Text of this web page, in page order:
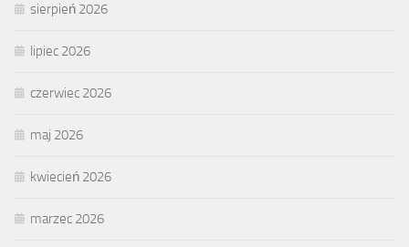
sierpień 2026
lipiec 2026
czerwiec 2026
maj 2026
kwiecień 2026
marzec 2026